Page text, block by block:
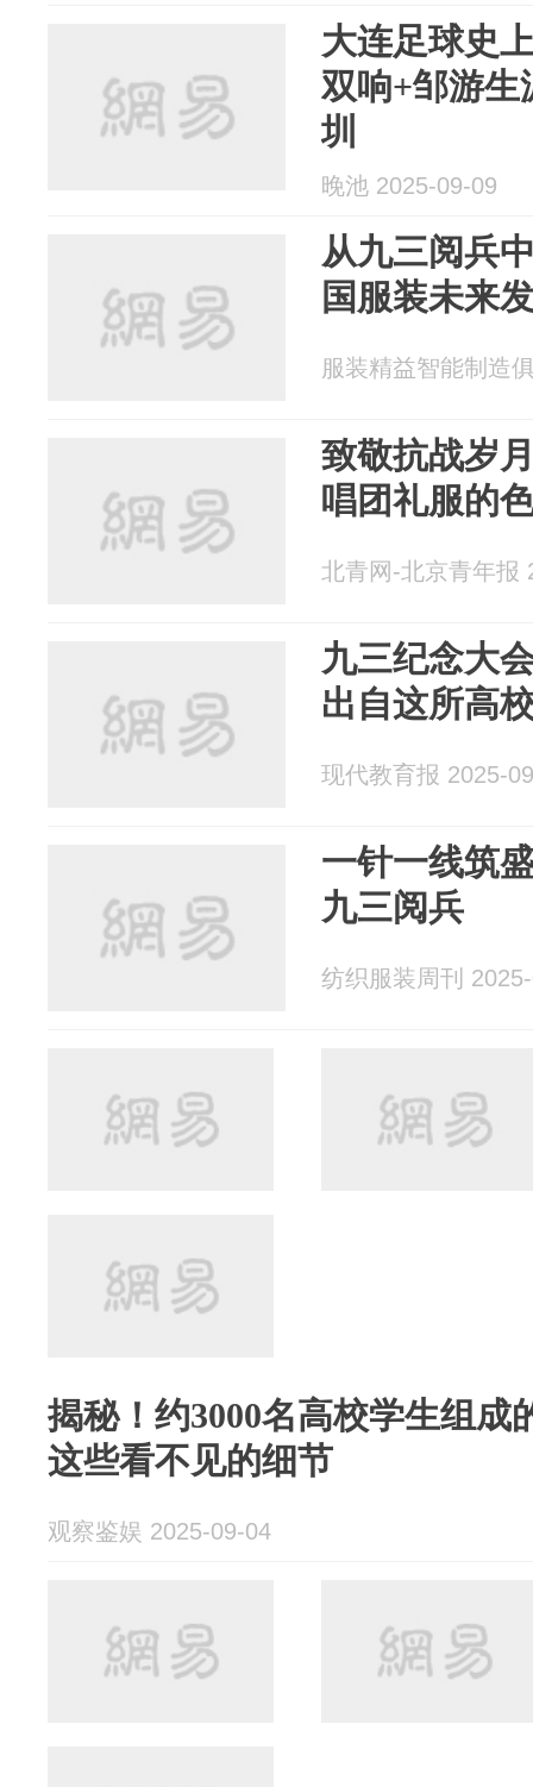
大连足球史
双响+邹游生
圳
晚池 2025-09-09
从九三阅兵
国服装未来
服装精益智能制造
致敬抗战岁
唱团礼服的
北青网-北京青年报
九三纪念大
出自这所高
现代教育报 2025-
一针一线筑
九三阅兵
纺织服装周刊
揭秘！约3000名高校学生组成
这些看不见的细节
观察鉴娱 2025-09-04